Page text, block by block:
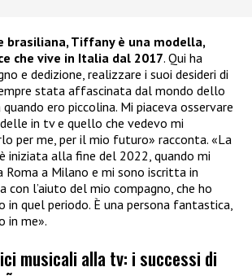
brasiliana, Tiffany è una modella,
che vive in Italia dal 2017. Qui ha
e dedizione, realizzare i suoi desideri di
stata affascinata dal mondo dello
ero piccolina. Mi piaceva osservare
in tv e quello che vedevo mi
per me, per il mio futuro» racconta. «La
iniziata alla fine del 2022, quando mi
a Milano e mi sono iscritta in
con l’aiuto del mio compagno, che ho
in quel periodo. È una persona fantastica,
in me».
musicali alla tv: i successi di